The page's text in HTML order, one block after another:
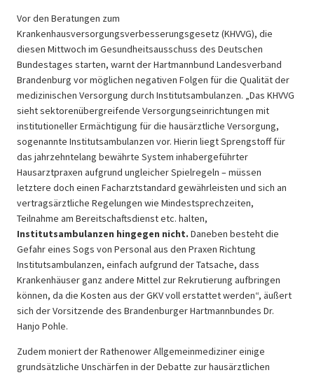
Vor den Beratungen zum
Krankenhausversorgungsverbesserungsgesetz (KHVVG), die
diesen Mittwoch im Gesundheitsausschuss des Deutschen
Bundestages starten, warnt der Hartmannbund Landesverband
Brandenburg vor möglichen negativen Folgen für die Qualität der
medizinischen Versorgung durch Institutsambulanzen. „Das KHVVG
sieht sektorenübergreifende Versorgungseinrichtungen mit
institutioneller Ermächtigung für die hausärztliche Versorgung,
sogenannte Institutsambulanzen vor. Hierin liegt Sprengstoff für
das jahrzehntelang bewährte System inhabergeführter
Hausarztpraxen aufgrund ungleicher Spielregeln – müssen
letztere doch einen Facharztstandard gewährleisten und sich an
vertragsärztliche Regelungen wie Mindestsprechzeiten,
Teilnahme am Bereitschaftsdienst etc. halten,
Institutsambulanzen hingegen nicht. Daneben besteht die
Gefahr eines Sogs von Personal aus den Praxen Richtung
Institutsambulanzen, einfach aufgrund der Tatsache, dass
Krankenhäuser ganz andere Mittel zur Rekrutierung aufbringen
können, da die Kosten aus der GKV voll erstattet werden“, äußert
sich der Vorsitzende des Brandenburger Hartmannbundes Dr.
Hanjo Pohle.
Zudem moniert der Rathenower Allgemeinmediziner einige
grundsätzliche Unschärfen in der Debatte zur hausärztlichen